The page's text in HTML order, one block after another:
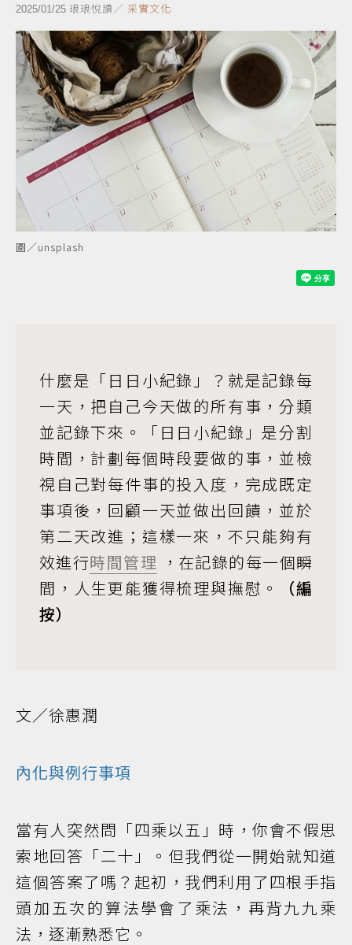
2025/01/25 琅琅悅讀／ 采實文化
圖／unsplash
什麼是「日日小紀錄」？就是記錄每
一天，把自己今天做的所有事，分類
並記錄下來。「日日小紀錄」是分割
時間，計劃每個時段要做的事，並檢
視自己對每件事的投入度，完成既定
事項後，回顧一天並做出回饋，並於
第二天改進；這樣一來，不只能夠有
效進行時間管理 ，在記錄的每一個瞬
間，人生更能獲得梳理與撫慰。
（編
按）
文／徐惠潤
內化與例行事項
當有人突然問「四乘以五」時，你會不假思
索地回答「二十」。但我們從一開始就知道
這個答案了嗎？起初，我們利用了四根手指
頭加五次的算法學會了乘法，再背九九乘
法，逐漸熟悉它。